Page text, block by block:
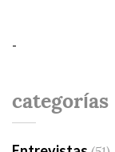
-
categorías